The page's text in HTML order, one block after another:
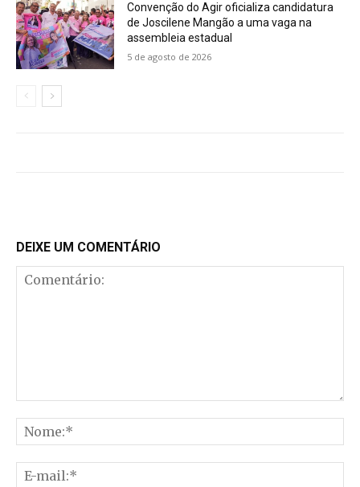
Convenção do Agir oficializa candidatura
de Joscilene Mangão a uma vaga na
assembleia estadual
5 de agosto de 2026
DEIXE UM COMENTÁRIO